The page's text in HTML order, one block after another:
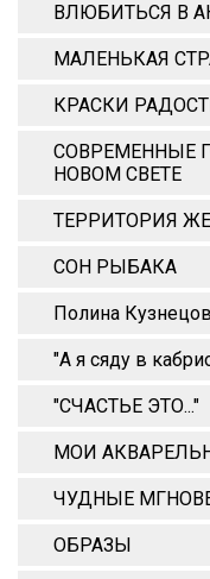
ВЛЮБИТЬСЯ В
МАЛЕНЬКАЯ
КРАСКИ
СОВРЕМЕННЫЕ
НОВОМ СВЕТЕ
ТЕРРИТОРИЯ
СОН РЫБАКА
Полина
"А я сяду в
"СЧАСТЬЕ ЭТО..."
МОИ
ЧУДНЫЕ
ОБРАЗЫ